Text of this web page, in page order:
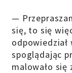
—
się, to się
odpowiedział
spoglądając
malowało się